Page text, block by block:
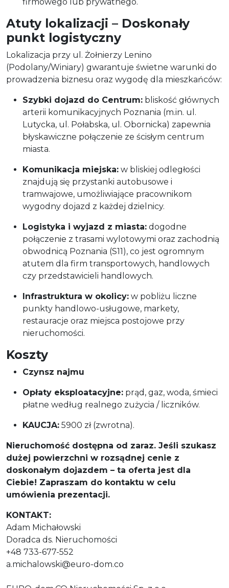
Atuty lokalizacji – Doskonały
punkt logistyczny
Lokalizacja przy ul. Żołnierzy Lenino
(Podolany/Winiary) gwarantuje świetne warunki do
prowadzenia biznesu oraz wygodę dla mieszkańców:
Szybki dojazd do Centrum: bliskość głównych
arterii komunikacyjnych Poznania (m.in. ul.
Lutycka, ul. Połabska, ul. Obornicka) zapewnia
błyskawiczne połączenie ze ścisłym centrum
miasta.
Komunikacja miejska: w bliskiej odległości
znajdują się przystanki autobusowe i
tramwajowe, umożliwiające pracownikom
wygodny dojazd z każdej dzielnicy.
Logistyka i wyjazd z miasta: dogodne
połączenie z trasami wylotowymi oraz zachodnią
obwodnicą Poznania (S11), co jest ogromnym
atutem dla firm transportowych, handlowych
czy przedstawicieli handlowych.
Infrastruktura w okolicy: w pobliżu liczne
punkty handlowo-usługowe, markety,
restauracje oraz miejsca postojowe przy
nieruchomości.
Koszty
Czynsz najmu
Opłaty eksploatacyjne: prąd, gaz, woda, śmieci
płatne według realnego zużycia / liczników.
KAUCJA: 5900 zł (zwrotna).
Nieruchomość dostępna od zaraz. Jeśli szukasz
dużej powierzchni w rozsądnej cenie z
doskonałym dojazdem – ta oferta jest dla
Ciebie! Zapraszam do kontaktu w celu
umówienia prezentacji.
KONTAKT:
Adam Michałowski
Doradca ds. Nieruchomości
+48 733-677-552
a.michalowski@euro-dom.co